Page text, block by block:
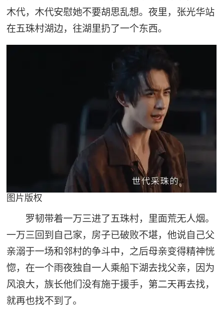
木代，木代安慰她不要胡思乱想。夜里，张光华站
在五珠村湖边，往湖里扔了一个东西。
图片版权
罗韧带着一万三进了五珠村，里面荒无人烟。
一万三回到自己家，房子已破败不堪，他说自己父
亲溺于一场和邻村的争斗中，之后母亲变得精神恍
惚，在一个雨夜独自一人乘船下湖去找父亲，因为
风浪大，族长他们没有施于援手，第二天再去找，
就再也找不到了。